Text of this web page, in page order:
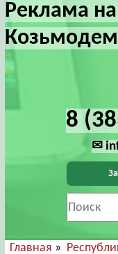
Реклама
8
✉
Главная »